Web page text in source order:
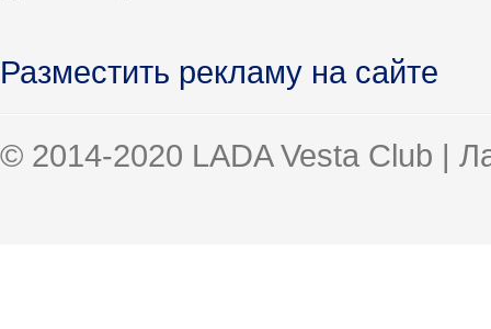
Разместить рекламу на сайте
© 2014-2020 LADA Vesta Club |